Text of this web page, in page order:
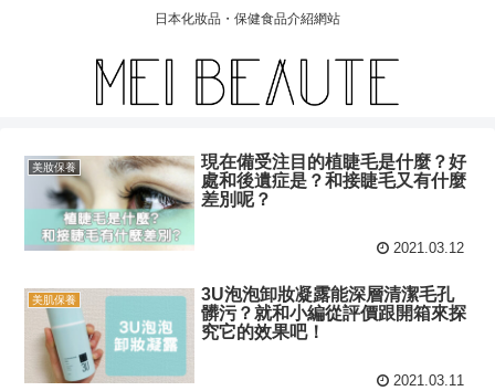
日本化妝品・保健食品介紹網站
美妝保養
現在備受注目的植睫毛是什麼？好
處和後遺症是？和接睫毛又有什麼
差別呢？
2021.03.12
美肌保養
3U泡泡卸妝凝露能深層清潔毛孔
髒污？就和小編從評價跟開箱來探
究它的效果吧！
2021.03.11